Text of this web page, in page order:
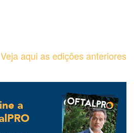
Veja aqui as edições anteriores